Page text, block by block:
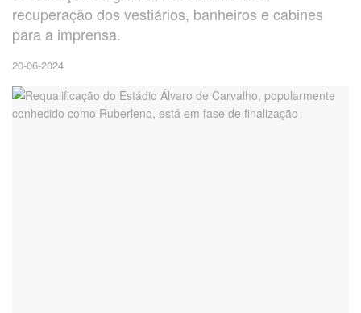
recuperação dos vestiários, banheiros e cabines
para a imprensa.
20-06-2024